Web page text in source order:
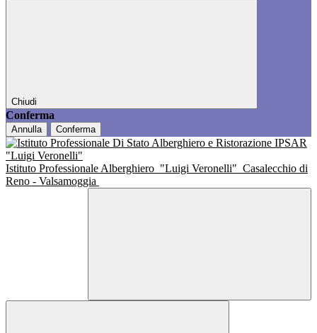
Chiudi
Conferma
Annulla Conferma
Istituto Professionale Alberghiero "Luigi Veronelli" Casalecchio di
Reno - Valsamoggia